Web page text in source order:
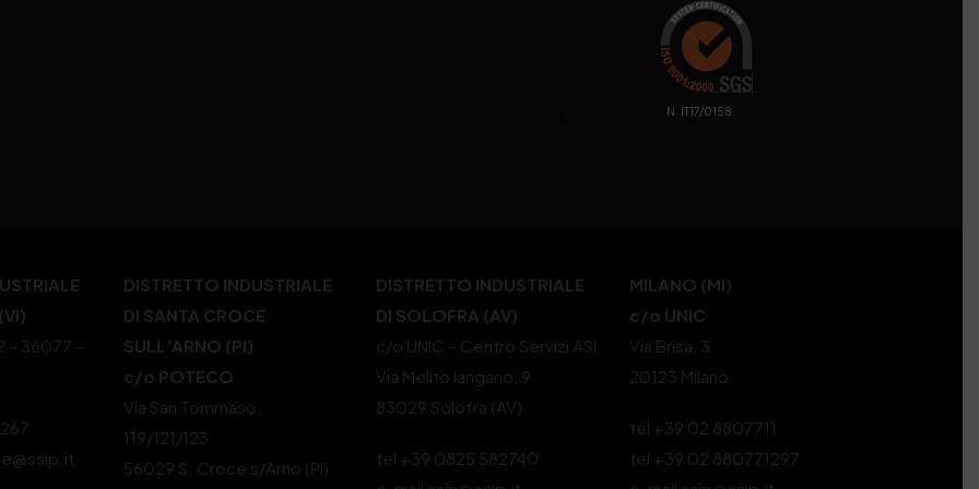
. N. IT17/0158
– 36077 –
DISTRETTO INDUSTRIALE
DI SANTA CROCE
SULL’ARNO (PI)
c/o POTECO
Via San Tommaso,
119/121/123
56029 S. Croce s/Arno (PI)
DISTRETTO INDUSTRIALE
DI SOLOFRA (AV)
c/o UNIC – Centro Servizi ASI
Via Melito Iangano, 9
83029 Solofra (AV)
tel +39 0825 582740
MILANO (MI)
c/o UNIC
Via Brisa, 3
20123 Milano
tel +39 02 8807711
tel +39 02 880771297